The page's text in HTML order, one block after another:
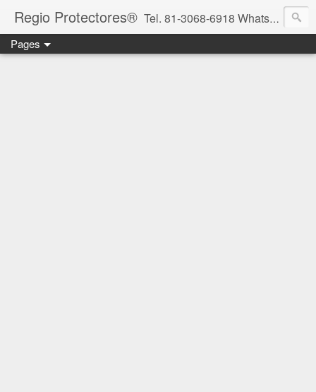
Regio Protectores® Tel. 81-3068-6918 WhatsApp 81-2636-2823 / 33-1145-3780 cotizacionregioprotectores@gmail.com / regioprotectores@gmail.com https://www.facebook.com/RegioProtectores/
Pages